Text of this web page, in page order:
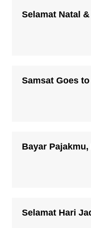
Selamat Natal
Samsat Goes
Bayar
Selamat Hari